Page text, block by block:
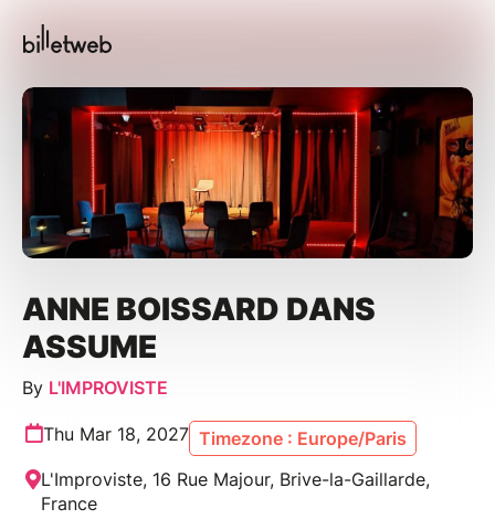
ANNE BOISSARD DANS
ASSUME
By L'IMPROVISTE
Thu Mar 18, 2027 Timezone : Europe/Paris
L'Improviste, 16 Rue Majour, Brive-la-Gaillarde,
France